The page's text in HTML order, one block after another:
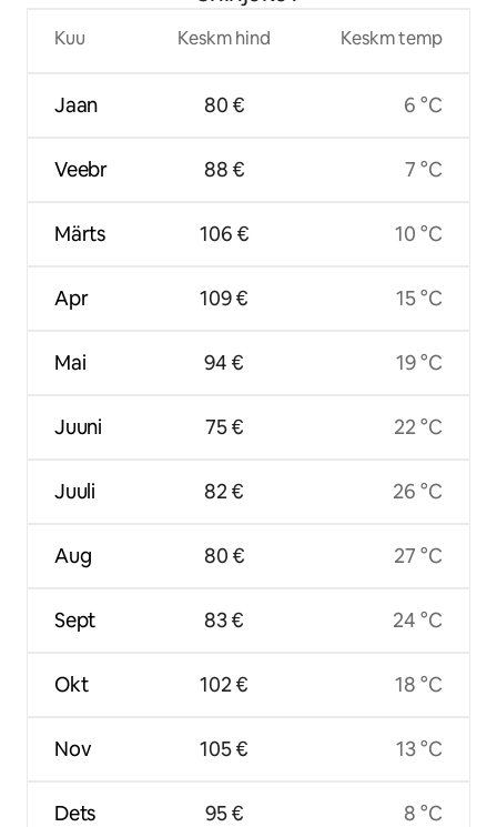
Kuu
Jaan
Veebr
Märts
Apr
Mai
Juuni
Juuli
Aug
Sept
Okt
Nov
Dets
Keskm hind
80 €
88 €
106 €
109 €
94 €
75 €
82 €
80 €
83 €
102 €
105 €
95 €
Keskm temp
6 °C
7 °C
10 °C
15 °C
19 °C
22 °C
26 °C
27 °C
24 °C
18 °C
13 °C
8 °C